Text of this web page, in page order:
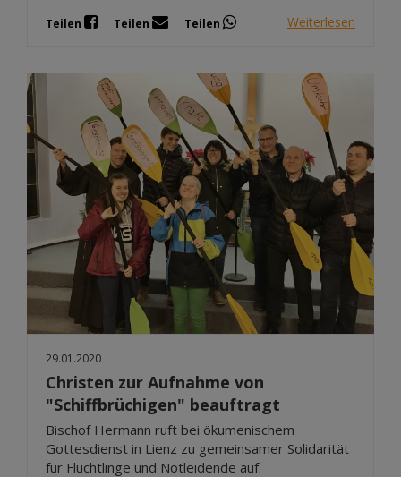
Teilen Teilen Teilen Weiterlesen
29.01.2020
Christen zur Aufnahme von
"Schiffbrüchigen" beauftragt
Bischof Hermann ruft bei ökumenischem
Gottesdienst in Lienz zu gemeinsamer Solidarität
für Flüchtlinge und Notleidende auf.